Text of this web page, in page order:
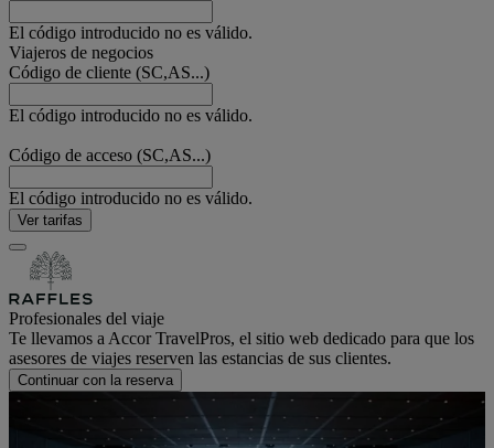
El código introducido no es válido.
Viajeros de negocios
Código de cliente (SC,AS...)
El código introducido no es válido.
Código de acceso (SC,AS...)
El código introducido no es válido.
Ver tarifas
Profesionales del viaje
Te llevamos a Accor TravelPros, el sitio web dedicado para que los
asesores de viajes reserven las estancias de sus clientes.
Continuar con la reserva